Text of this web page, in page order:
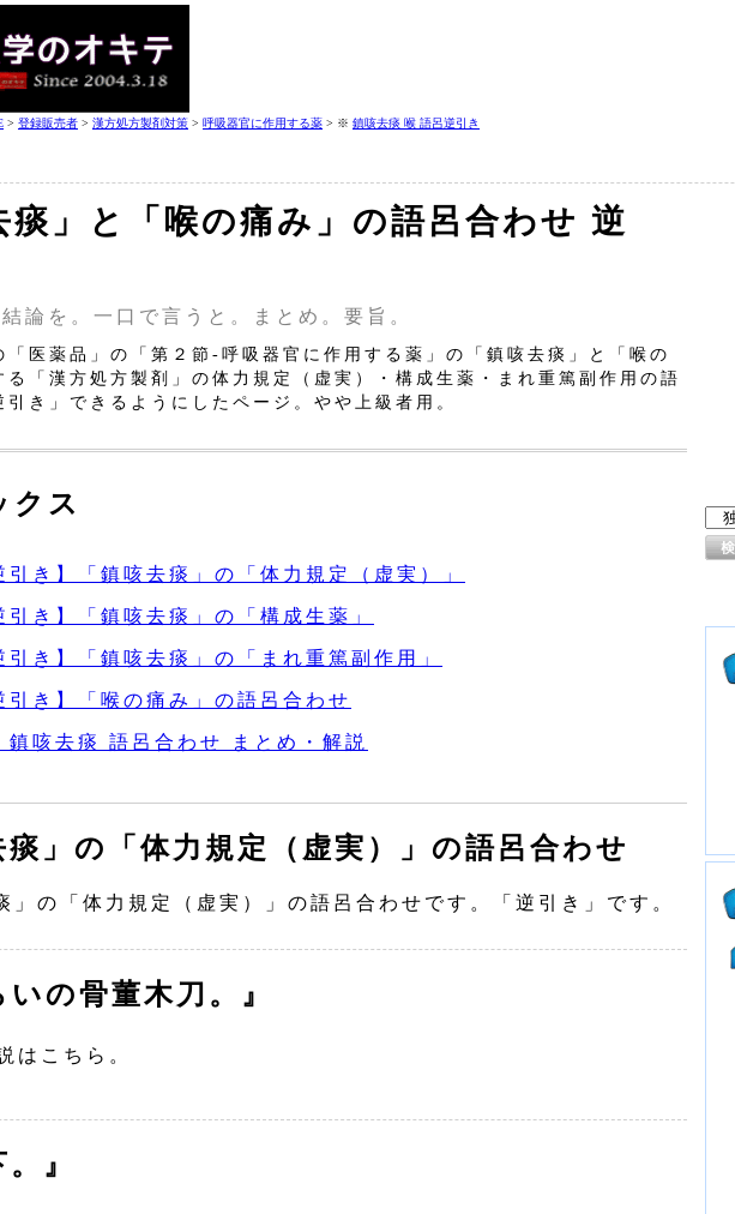
> 登録販売者 > 漢方処方製剤対策 > 呼吸器官に作用する薬 > ※ 鎮咳去痰 喉 語呂逆引き
痰」と「喉の痛み」の語呂合わせ 逆
論を。一口で言うと。まとめ。要旨。
医薬品」の「第２節‐呼吸器官に作用する薬」の「鎮咳去痰」と「喉の
る「漢方処方製剤」の体力規定（虚実）・構成生薬・まれ重篤副作用の語
引き」できるようにしたページ。やや上級者用。
クス
引き】「鎮咳去痰」の「体力規定（虚実）」
引き】「鎮咳去痰」の「構成生薬」
引き】「鎮咳去痰」の「まれ重篤副作用」
引き】「喉の痛み」の語呂合わせ
鎮咳去痰 語呂合わせ まとめ・解説
痰」の「体力規定（虚実）」の語呂合わせ
の「体力規定（虚実）」の語呂合わせです。「逆引き」です。
いの骨董木刀。』
はこちら。
』